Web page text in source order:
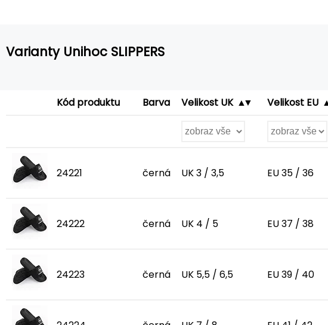
Varianty Unihoc SLIPPERS
Kód produktu Barva Velikost UK Velikost EU
24221 černá UK 3 / 3,5 EU 35 / 36
24222 černá UK 4 / 5 EU 37 / 38
24223 černá UK 5,5 / 6,5 EU 39 / 40